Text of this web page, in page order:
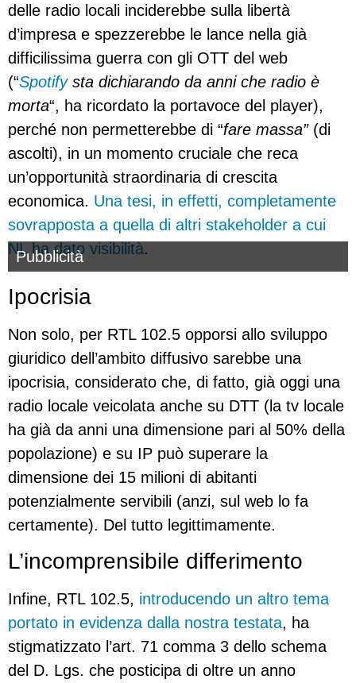
delle radio locali inciderebbe sulla libertà
d’impresa e spezzerebbe le lance nella già
difficilissima guerra con gli OTT del web
(“Spotifysta dichiarando da anni che radio è
morta“, ha ricordato la portavoce del player),
perché non permetterebbe di “fare massa”(di
ascolti), in un momento cruciale che reca
un’opportunità straordinaria di crescita
economica. Una tesi, in effetti, completamente
sovrapposta a quella di altri stakeholder a cui
NL ha dato visibilità.
Pubblicità
Ipocrisia
Non solo, per RTL 102.5 opporsi allo sviluppo
giuridico dell’ambito diffusivo sarebbe una
ipocrisia, considerato che, di fatto, già oggi una
radio locale veicolata anche su DTT (la tv locale
ha già da anni una dimensione pari al 50% della
popolazione) e su IP può superare la
dimensione dei 15 milioni di abitanti
potenzialmente servibili (anzi, sul web lo fa
certamente). Del tutto legittimamente.
L’incomprensibile differimento
Infine, RTL 102.5, introducendo un altro tema
portato in evidenza dalla nostra testata, ha
stigmatizzato l’art. 71 comma 3 dello schema
del D. Lgs. che posticipa di oltre un anno